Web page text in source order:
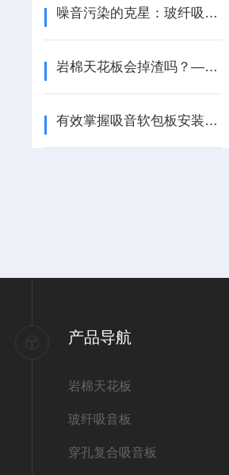
噪音污染的克星：玻纤吸音垂片改善环境声学质量
岩棉天花板会掉渣吗？——探索室内吊顶的安全性与维护
有效掌握吸音软包板安装方法提升室内声学效果
产品导航
岩棉天花板
玻纤吸音板
穿孔复合吸音板